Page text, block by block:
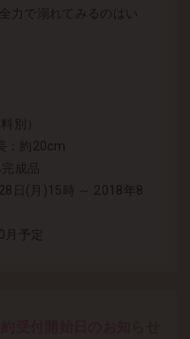
力で溺れてみるのはい
別）
：約20cm
成品
日(月)15時 ～ 2018年8
予定